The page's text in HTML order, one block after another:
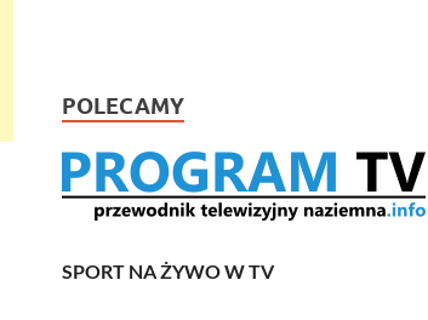
POLECAMY
SPORT NA ŻYWO W TV